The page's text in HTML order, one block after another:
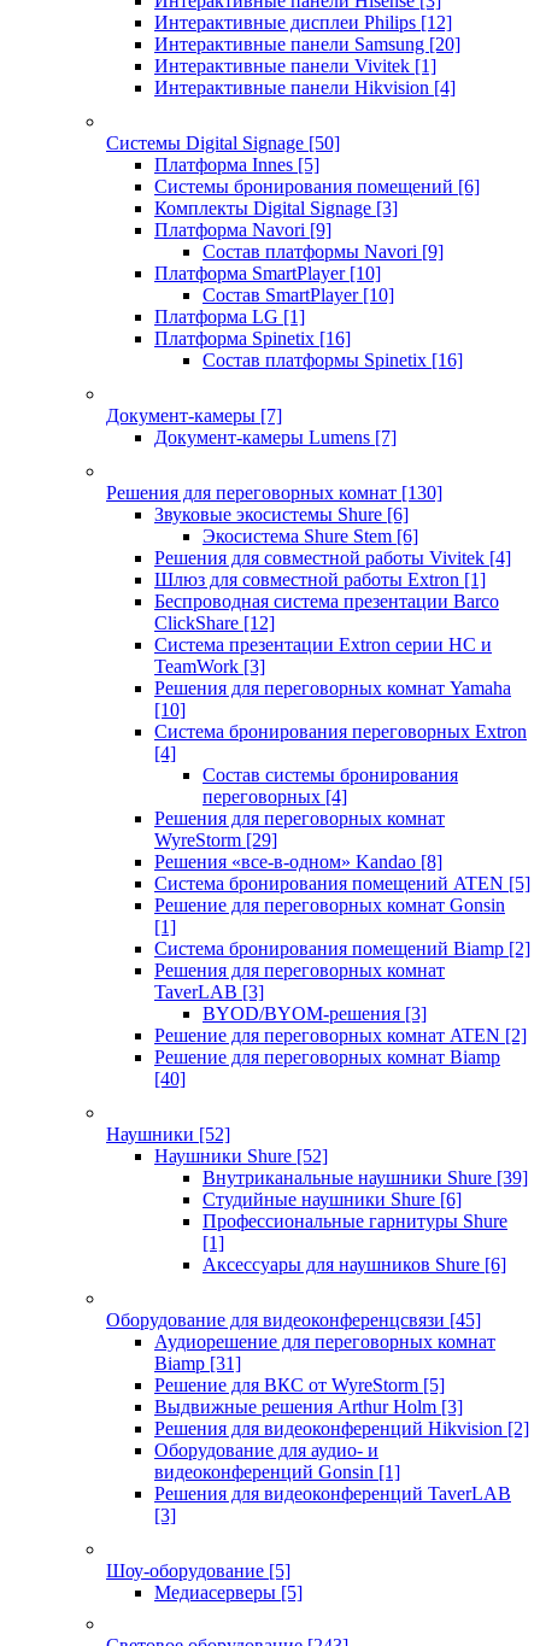
Интерактивные дисплеи Philips [12]
Интерактивные панели Samsung [20]
Интерактивные панели Vivitek [1]
Интерактивные панели Hikvision [4]
Системы Digital Signage [50]
Платформа Innes [5]
Системы бронирования помещений [6]
Комплекты Digital Signage [3]
Платформа Navori [9]
Состав платформы Navori [9]
Платформа SmartPlayer [10]
Состав SmartPlayer [10]
Платформа LG [1]
Платформа Spinetix [16]
Состав платформы Spinetix [16]
Документ-камеры [7]
Документ-камеры Lumens [7]
Решения для переговорных комнат [130]
Звуковые экосистемы Shure [6]
Экосистема Shure Stem [6]
Решения для совместной работы Vivitek [4]
Шлюз для совместной работы Extron [1]
Беспроводная система презентации Barco
ClickShare [12]
Система презентации Extron серии HC и
TeamWork [3]
Решения для переговорных комнат Yamaha
[10]
Система бронирования переговорных Extron
[4]
Состав системы бронирования
переговорных [4]
Решения для переговорных комнат
WyreStorm [29]
Решения «все-в-одном» Kandao [8]
Система бронирования помещений ATEN [5]
Решение для переговорных комнат Gonsin
[1]
Система бронирования помещений Biamp [2]
Решения для переговорных комнат
TaverLAB [3]
BYOD/BYOM-решения [3]
Решение для переговорных комнат ATEN [2]
Решение для переговорных комнат Biamp
[40]
Наушники [52]
Наушники Shure [52]
Внутриканальные наушники Shure [39]
Студийные наушники Shure [6]
Профессиональные гарнитуры Shure
[1]
Аксессуары для наушников Shure [6]
Оборудование для видеоконференцсвязи [45]
Аудиорешение для переговорных комнат
Biamp [31]
Решение для ВКС от WyreStorm [5]
Выдвижные решения Arthur Holm [3]
Решения для видеоконференций Hikvision [2]
Оборудование для аудио- и
видеоконференций Gonsin [1]
Решения для видеоконференций TaverLAB
[3]
Шоу-оборудование [5]
Медиасерверы [5]